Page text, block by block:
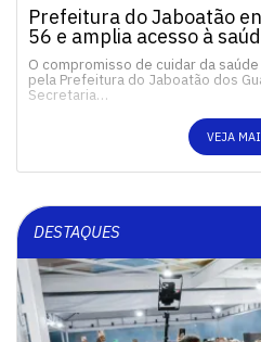
Prefeitura do Jaboatão
56 e amplia acesso à
O compromisso de cuidar da
pela Prefeitura do Jaboatão dos
Secretaria…
VEJA
DESTAQUES